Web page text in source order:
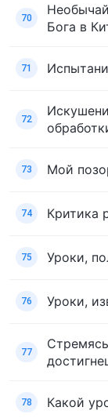
70
Бога в
71
72
73 Мой
74 Критика
75 Уроки,
76 Уроки,
77
78 Какой